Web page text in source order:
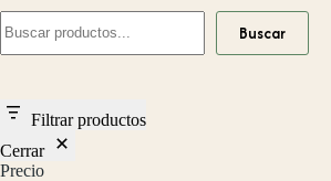
Buscar
Filtrar productos
Cerrar
Precio